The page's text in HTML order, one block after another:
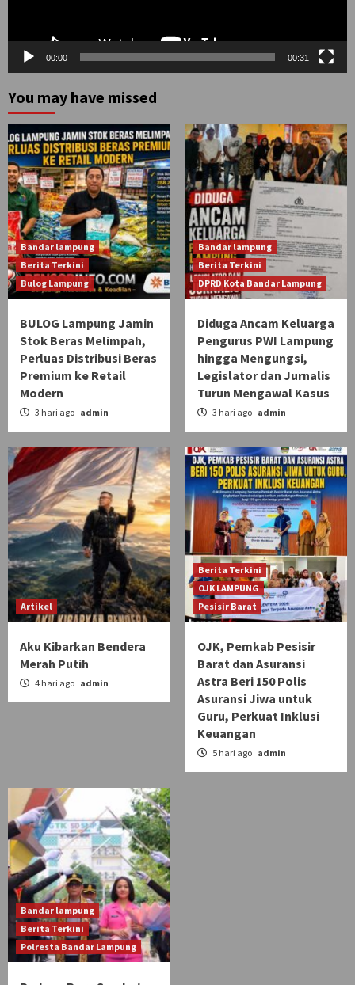
00:00 00:31
You may have missed
Bandar lampung
Berita Terkini
Bulog Lampung
BULOG Lampung Jamin
Stok Beras Melimpah,
Perluas Distribusi Beras
Premium ke Retail
Modern
3 hari ago admin
Bandar lampung
Berita Terkini
DPRD Kota Bandar Lampung
Diduga Ancam Keluarga
Pengurus PWI Lampung
hingga Mengungsi,
Legislator dan Jurnalis
Turun Mengawal Kasus
3 hari ago admin
Artikel
Aku Kibarkan Bendera
Merah Putih
4 hari ago admin
Berita Terkini
OJK LAMPUNG
Pesisir Barat
OJK, Pemkab Pesisir
Barat dan Asuransi
Astra Beri 150 Polis
Asuransi Jiwa untuk
Guru, Perkuat Inklusi
Keuangan
5 hari ago admin
Bandar lampung
Berita Terkini
Polresta Bandar Lampung